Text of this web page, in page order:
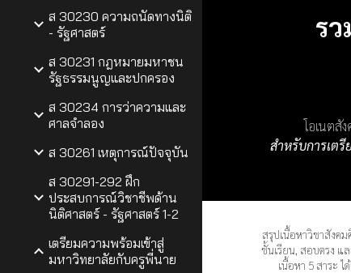
ส 30230 ความถนัดทางนิติ
- รัฐศาสตร์
ส 30231 กฎหมายมหาชน
รัฐธรรมนูญและปกครอง
ส 30234 การว่าความและ
ศาลจำลอง
ส 30261 เหตุการณ์ปัจจุบัน
ส 30291-292 ฝึก
ประสบการณ์วิชาชีพด้าน
นิติศาสตร์ - รัฐศาสตร์ 1-2
เตรียมความพร้อมเข้าสู่
มหาวิทยาลัยกับครูพี่นาย
ร
โอเนตสั
สำหรับการเต
สรุปเนื้อหาวิชาสังค
ชั้นเรียน, สอบตรง แ
เนื้อหา 5 สาระ